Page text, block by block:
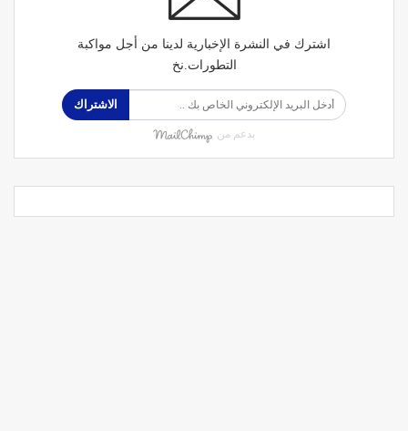
اشترك في النشرة الإخبارية لدينا من أجل مواكبة
التطورات.نخ
الاشتراك
بدعم من